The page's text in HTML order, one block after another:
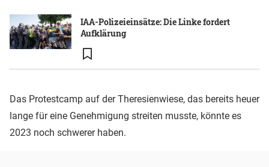
IAA-Polizeieinsätze: Die Linke fordert
Aufklärung
Das Protestcamp auf der Theresienwiese, das bereits heuer
lange für eine Genehmigung streiten musste, könnte es
2023 noch schwerer haben.